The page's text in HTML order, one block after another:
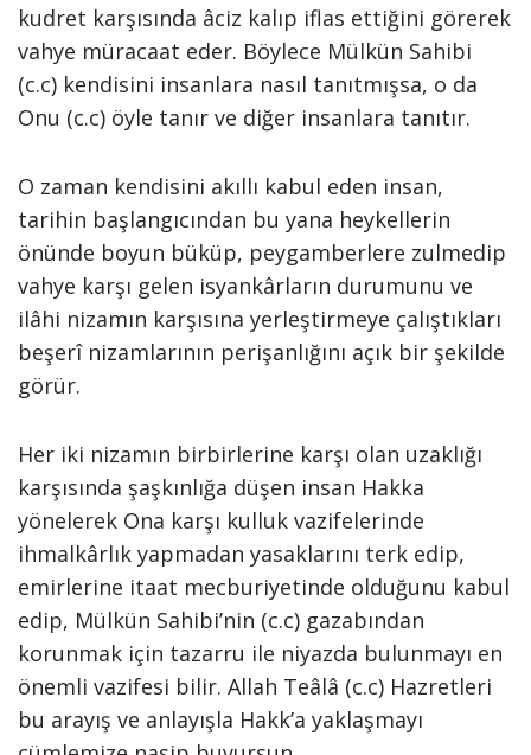
kudret karşısında âciz kalıp iflas ettiğini görerek
vahye müracaat eder. Böylece Mülkün Sahibi
(c.c) kendisini insanlara nasıl tanıtmışsa, o da
Onu (c.c) öyle tanır ve diğer insanlara tanıtır.
O zaman kendisini akıllı kabul eden insan,
tarihin başlangıcından bu yana heykellerin
önünde boyun büküp, peygamberlere zulmedip
vahye karşı gelen isyankârların durumunu ve
ilâhi nizamın karşısına yerleştirmeye çalıştıkları
beşerî nizamlarının perişanlığını açık bir şekilde
görür.
Her iki nizamın birbirlerine karşı olan uzaklığı
karşısında şaşkınlığa düşen insan Hakka
yönelerek Ona karşı kulluk vazifelerinde
ihmalkârlık yapmadan yasaklarını terk edip,
emirlerine itaat mecburiyetinde olduğunu kabul
edip, Mülkün Sahibi’nin (c.c) gazabından
korunmak için tazarru ile niyazda bulunmayı en
önemli vazifesi bilir. Allah Teâlâ (c.c) Hazretleri
bu arayış ve anlayışla Hakk’a yaklaşmayı